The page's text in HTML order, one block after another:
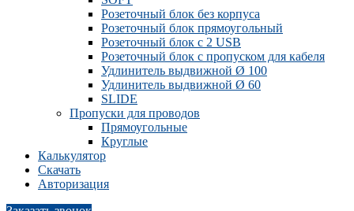
Розеточный блок без корпуса
Розеточный блок прямоугольный
Розеточный блок с 2 USB
Розеточный блок с пропуском для кабеля
Удлинитель выдвижной Ø 100
Удлинитель выдвижной Ø 60
SLIDE
Пропуски для проводов
Прямоугольные
Круглые
Калькулятор
Скачать
Авторизация